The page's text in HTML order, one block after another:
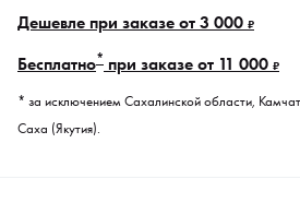
Дешевле при заказе от 3 000 ₽
Бесплатно* при заказе от 11 000 ₽
* за исключением Сахалинской области,
Саха (Якутия).